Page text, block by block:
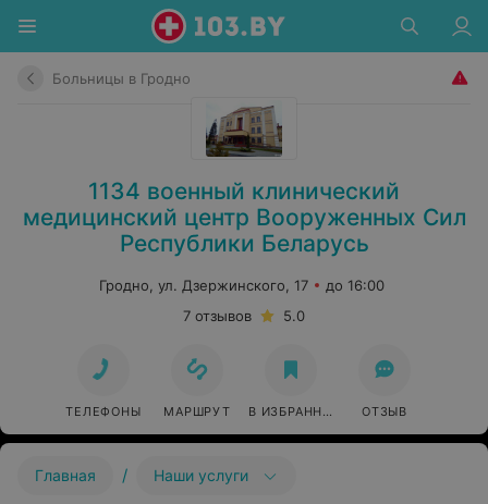
Больницы в Гродно
1134 военный клинический
медицинский центр Вооруженных Сил
Республики Беларусь
Гродно, ул. Дзержинского, 17
до 16:00
7 отзывов
5.0
ТЕЛЕФОНЫ МАРШРУТ В ИЗБРАННОЕ ОТЗЫВ
Главная / Наши услуги